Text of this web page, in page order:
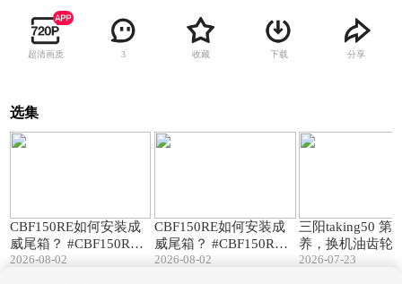
超清画质 3 收藏 下载 分享
选集
CBF150RE如何安装成
威尾箱？ #CBF150RE #
新大洲本田 #成威铝箱
2026-08-02
CBF150RE如何安装成
威尾箱？ #CBF150RE #
新大洲本田 #成威铝箱
2026-08-02
三阳taking50 第
养，换机油齿轮
ing50i #三阳机
2026-07-23